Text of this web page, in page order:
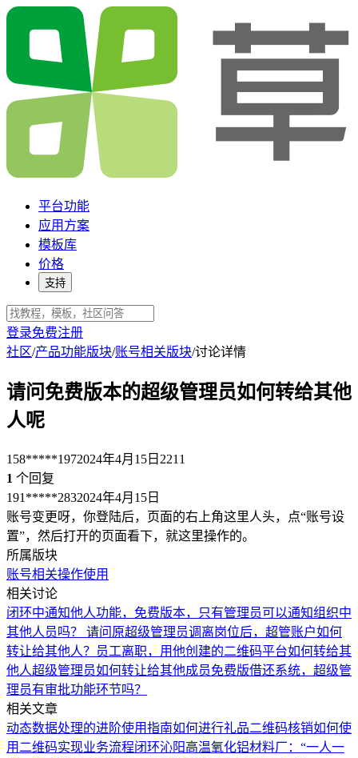
平台功能
应用方案
模板库
价格
支持
登录免费注册
社区/产品功能版块/账号相关版块/讨论详情
请问免费版本的超级管理员如何转给其他
人呢
158*****1972024年4月15日 2211
1 个回复
191*****2832024年4月15日
账号变更呀，你登陆后，页面的右上角这里人头，点“账号设
置”，然后打开的页面看下，就这里操作的。
所属版块
账号相关操作使用
相关讨论
闭环中通知他人功能，免费版本，只有管理员可以通知组织中
其他人员吗？ 请问原超级管理员调离岗位后，超管账户如何
转让给其他人？ 员工离职，用他创建的二维码平台如何转给其
他人超级管理员如何转让给其他成员免费版借还系统，超级管
理员有审批功能环节吗？
相关文章
动态数据处理的进阶使用指南如何进行礼品二维码核销如何使
用二维码实现业务流程闭环沁阳高温氧化铝材料厂：“一人一